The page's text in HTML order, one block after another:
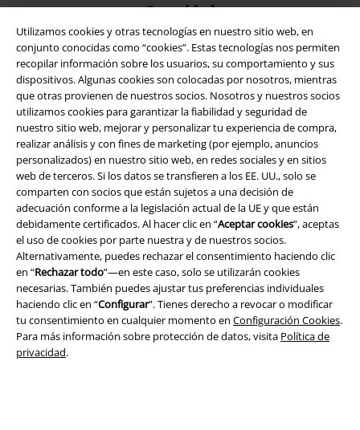
Utilizamos cookies y otras tecnologías en nuestro sitio web, en
conjunto conocidas como “cookies”. Estas tecnologías nos permiten
recopilar información sobre los usuarios, su comportamiento y sus
dispositivos. Algunas cookies son colocadas por nosotros, mientras
que otras provienen de nuestros socios. Nosotros y nuestros socios
utilizamos cookies para garantizar la fiabilidad y seguridad de
nuestro sitio web, mejorar y personalizar tu experiencia de compra,
realizar análisis y con fines de marketing (por ejemplo, anuncios
personalizados) en nuestro sitio web, en redes sociales y en sitios
web de terceros. Si los datos se transfieren a los EE. UU., solo se
comparten con socios que están sujetos a una decisión de
adecuación conforme a la legislación actual de la UE y que están
debidamente certificados. Al hacer clic en “Aceptar cookies”, aceptas
el uso de cookies por parte nuestra y de nuestros socios.
Alternativamente, puedes rechazar el consentimiento haciendo clic
en “Rechazar todo”—en este caso, solo se utilizarán cookies
necesarias. También puedes ajustar tus preferencias individuales
haciendo clic en “Configurar”. Tienes derecho a revocar o modificar
tu consentimiento en cualquier momento en Configuración Cookies.
Para más información sobre protección de datos, visita Política de
privacidad.
Seguridad
Legal
Términos y Condiciones
Aviso Legal
Ley protección de datos